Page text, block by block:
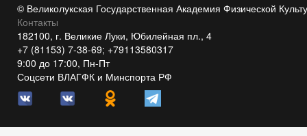
© Великолукская Государственная Академия Физической
Контакты
182100, г. Великие Луки, Юбилейная пл., 4
+7 (81153) 7-38-69; +79113580317
9:00 до 17:00, Пн-Пт
Соцсети ВЛАГФК и Минспорта РФ